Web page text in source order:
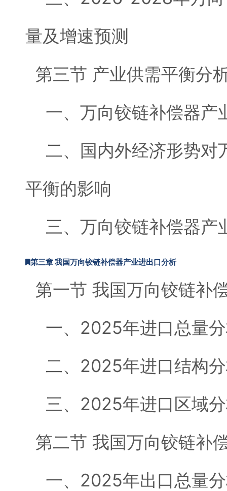
量及增速预测
第三节 产业供需平衡分
一、万向铰链补偿器产
二、国内外经济形势对
平衡的影响
三、万向铰链补偿器产
第三章 我国万向铰链补偿器产业进出口分析
第一节 我国万向铰链补
一、2025年进口总量
二、2025年进口结构
三、2025年进口区域
第二节 我国万向铰链补
一、2025年出口总量